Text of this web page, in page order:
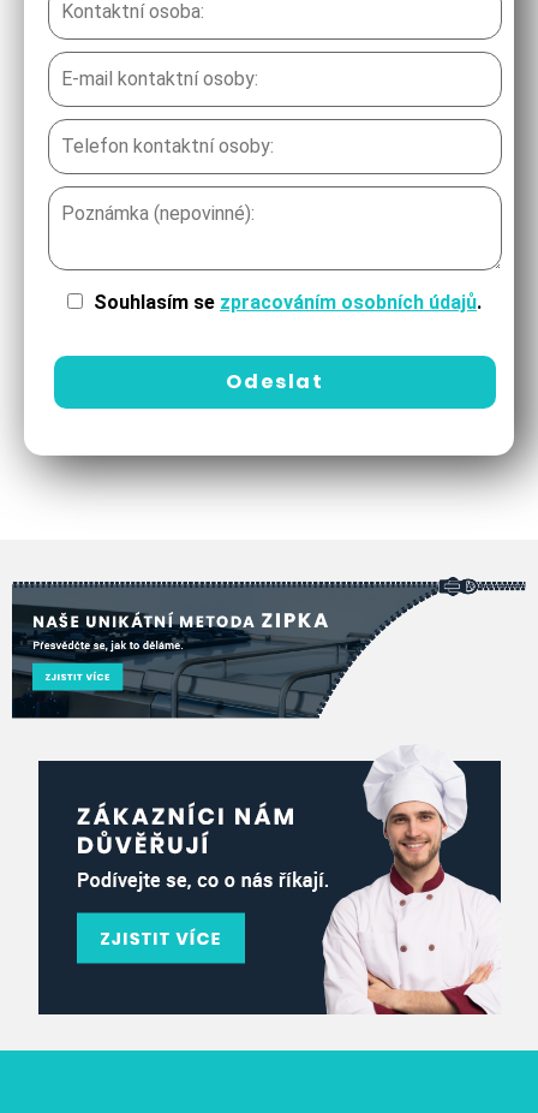
Souhlasím se zpracováním osobních údajů.